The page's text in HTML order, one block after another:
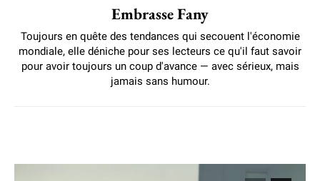
Embrasse Fany
Toujours en quête des tendances qui secouent l'économie
mondiale, elle déniche pour ses lecteurs ce qu'il faut savoir
pour avoir toujours un coup d'avance — avec sérieux, mais
jamais sans humour.